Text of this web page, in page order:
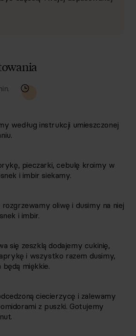
według instrukcji umieszczonej
pieczarki, cebulę kroimy w
i imbir siekamy.
oliwę i dusimy na niej
i imbir.
się zeszklą dodajemy cukinię,
i wszystko razem dusimy,
miękkie.
ciecierzycę i zalewamy
z puszki. Gotujemy